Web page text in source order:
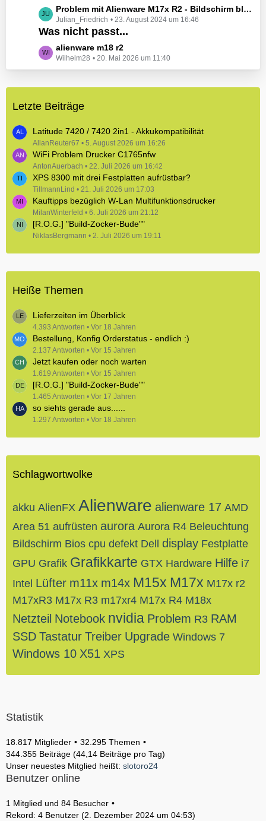
g
e
z
t
e
e
r
g
L
e
t
z
t
e
i
ä
g
e
Problem mit Alienware M17x R2 - Bildschirm bleibt schwarz beim Start
Julian_Friedrich 23. August 2024 um 16:46
Was nicht passt...
L
e
t
e
e
i
t
r
ä
g
e
alienware m18 r2
Wilhelm28 20. Mai 2026 um 11:40
Letzte Beiträge
Latitude 7420 / 7420 2in1 - Akkukompatibilität
AllanReuter67 5. August 2026 um 16:26
WiFi Problem Drucker C1765nfw
AntonAuerbach 22. Juli 2026 um 16:42
XPS 8300 mit drei Festplatten aufrüstbar?
TillmannLind 21. Juli 2026 um 17:03
Kauftipps bezüglich W-Lan Multifunktionsdrucker
MilanWinterfeld 6. Juli 2026 um 21:12
[R.O.G.] "Build-Zocker-Bude""
NiklasBergmann 2. Juli 2026 um 19:11
Heiße Themen
Lieferzeiten im Überblick
4.393 Antworten Vor 18 Jahren
Bestellung, Konfig Orderstatus - endlich :)
2.137 Antworten Vor 15 Jahren
Jetzt kaufen oder noch warten
1.619 Antworten Vor 15 Jahren
[R.O.G.] "Build-Zocker-Bude""
1.465 Antworten Vor 17 Jahren
so siehts gerade aus......
1.297 Antworten Vor 18 Jahren
Schlagwortwolke
akku AlienFX Alienware alienware 17 AMD
Area 51 aufrüsten aurora Aurora R4 Beleuchtung
Bildschirm Bios cpu defekt Dell display Festplatte
GPU Grafik Grafikkarte GTX Hardware Hilfe i7
Intel Lüfter m11x m14x M15x M17x M17x r2
M17xR3 M17x R3 m17xr4 M17x R4 M18x
Netzteil Notebook nvidia Problem R3 RAM
SSD Tastatur Treiber Upgrade Windows 7
Windows 10 X51 XPS
Statistik
18.817 Mitglieder
32.295 Themen
344.355 Beiträge (44,14 Beiträge pro Tag)
Unser neuestes Mitglied heißt: slotoro24
Benutzer online
1 Mitglied und 84 Besucher
Rekord: 4 Benutzer (2. Dezember 2024 um 04:53)